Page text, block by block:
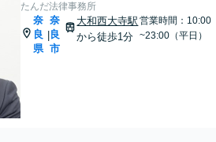
たんだ法律事務所
奈
良
県
|
奈
良
市
大和西大寺駅
から徒歩1分
営業時間：10:00
~23:00（平日）